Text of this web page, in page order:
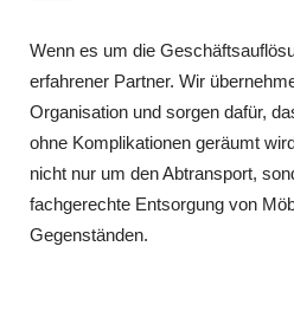
Wenn es um die
erfahrener Partner. Wir
Organisation und sorgen dafür,
ohne Komplikationen geräumt
nicht nur um den Abtransport,
fachgerechte Entsorgung von
Gegenständen.